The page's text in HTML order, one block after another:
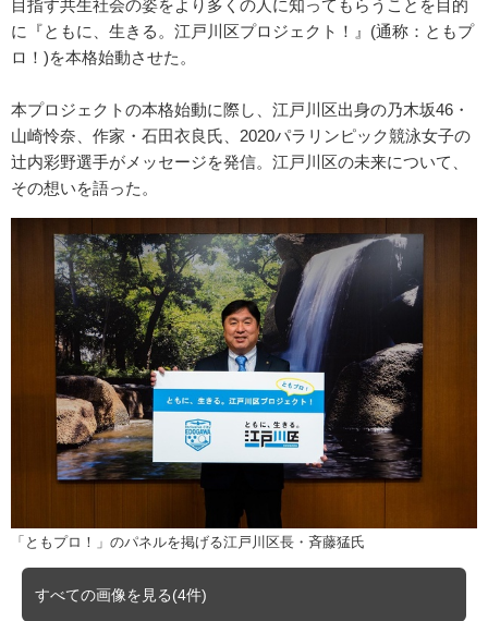
目指す共生社会の姿をより多くの人に知ってもらうことを目的
に『ともに、生きる。江戸川区プロジェクト！』(通称：ともプ
ロ！)を本格始動させた。
本プロジェクトの本格始動に際し、江戸川区出身の乃木坂46・
山崎怜奈、作家・石田衣良氏、2020パラリンピック競泳女子の
辻内彩野選手がメッセージを発信。江戸川区の未来について、
その想いを語った。
「ともプロ！」のパネルを掲げる江戸川区長・斉藤猛氏
すべての画像を見る(4件)